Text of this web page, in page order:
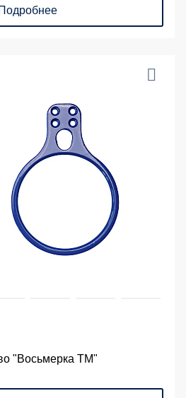
Подробнее
"Восьмерка ТМ"